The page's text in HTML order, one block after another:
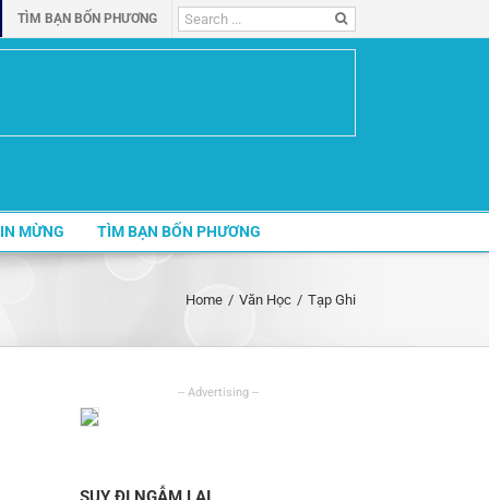
TÌM BẠN BỐN PHƯƠNG
Search
for:
MỪNG TÌM BẠN BỐN PHƯƠNG
Home / Văn Học / Tạp Ghi